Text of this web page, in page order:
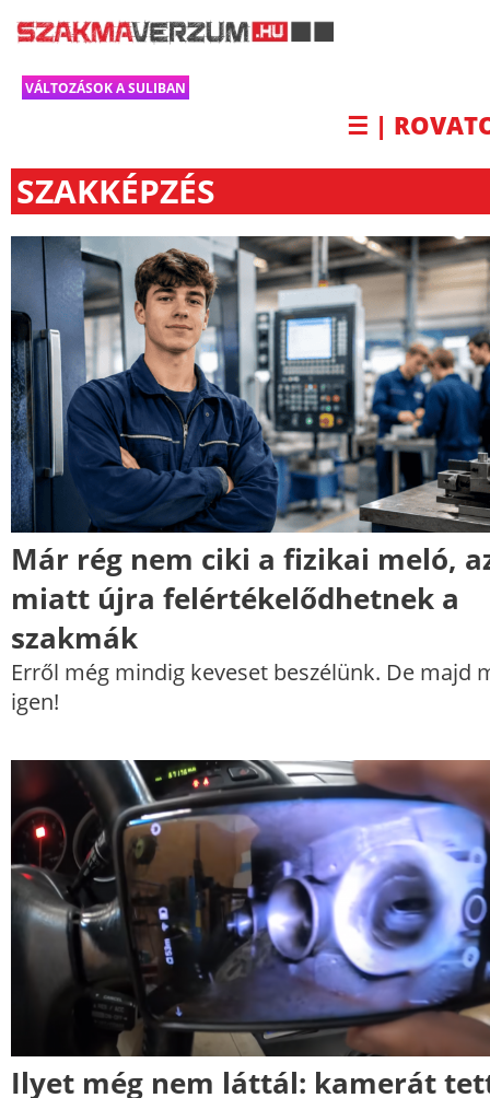
VÁLTOZÁSOK A SULIBAN
☰ |
SZAKKÉPZÉS
Már rég nem ciki a fizikai meló,
miatt újra felértékelődhetnek a
szakmák
Erről még mindig keveset beszélünk. De majd
igen!
Ilyet még nem láttál: kamerát